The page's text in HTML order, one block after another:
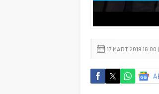
17 MART 2019 16:00